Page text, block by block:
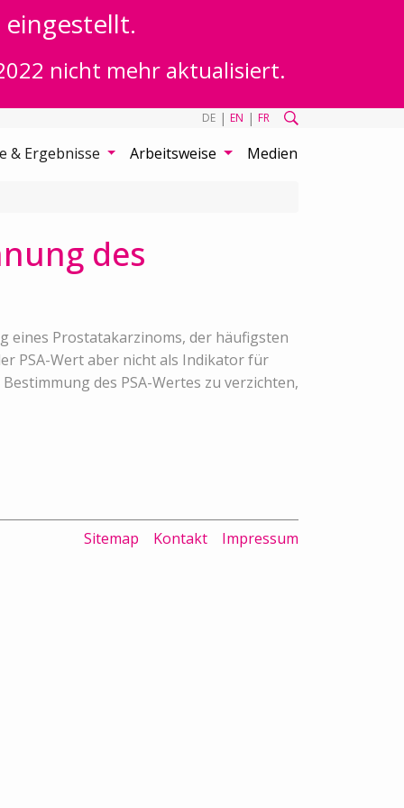
nicht mehr aktualisiert.
DE | EN | FR
& Ergebnisse Arbeitsweise Medien
des
eines Prostatakarzinoms, der häufigsten
PSA-Wert aber nicht als Indikator für
des PSA-Wertes zu verzichten,
Sitemap Kontakt Impressum